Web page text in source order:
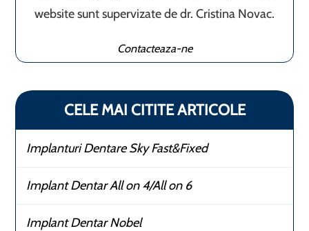
website sunt supervizate de dr. Cristina Novac.
Contacteaza-ne
CELE MAI CITITE ARTICOLE
Implanturi Dentare Sky Fast&Fixed
Implant Dentar All on 4/All on 6
Implant Dentar Nobel